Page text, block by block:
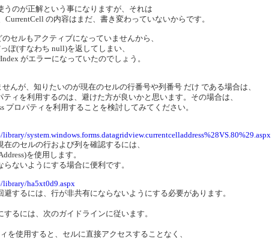
うのが正解という事になりますが、それは
CurrentCell の内容はまだ、書き変わっていないからです。
セルもアクティブになっていませんから、
ぽ(すなわち null)を返してしまい、
がエラーになっていたのでしょう。
んが、知りたいのが現在のセルの行番号や列番号 だけ である場合は、
ティを利用するのは、避けた方が良いかと思います。その場合は、
プロパティを利用することを検討してみてください。
system.windows.forms.datagridview.currentcelladdress%28VS.80%29.aspx
のセルの行および列を確認するには、
を使用します。
ないようにする場合に便利です。
ha5xt0d9.aspx
するには、行が非共有にならないようにする必要があります。
るには、次のガイドラインに従います。
を使用すると、セルに直接アクセスすることなく、